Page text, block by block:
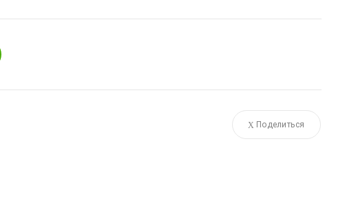
Поделиться